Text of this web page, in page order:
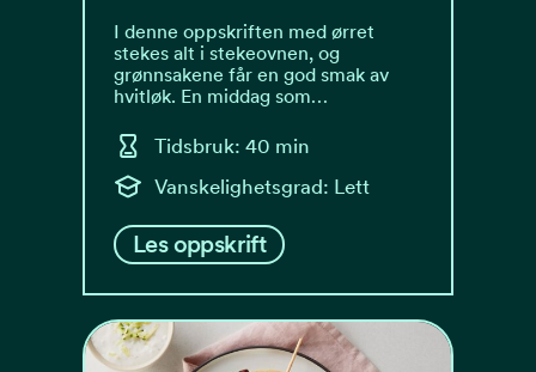
I denne oppskriften med ørret
stekes alt i stekeovnen, og
grønnsakene får en god smak av
hvitløk. En middag som…
Tidsbruk: 40 min
Vanskelighetsgrad: Lett
Les oppskrift